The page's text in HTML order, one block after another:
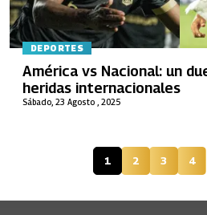
DEPORTES
Sábado, 23 Agosto , 2025
América vs Nacional: un
heridas internacionales
Página actual
1 Página
2 Página
3 4